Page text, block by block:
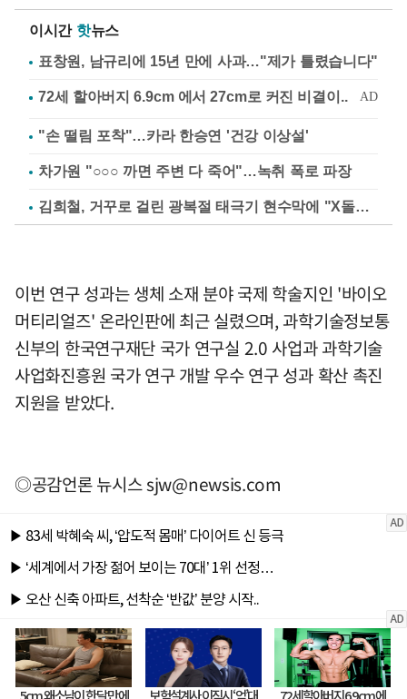
이시간 핫뉴스
표창원, 남규리에 15년 만에 사과…"제가 틀렸습니다"
"손 떨림 포착"…카라 한승연 '건강 이상설'
차가원 "○○○ 까면 주변 다 죽어"…녹취 폭로 파장
김희철, 거꾸로 걸린 광복절 태극기 현수막에 "X돌았네"
이번 연구 성과는 생체 소재 분야 국제 학술지인 '바이오
머티리얼즈' 온라인판에 최근 실렸으며, 과학기술정보통
신부의 한국연구재단 국가 연구실 2.0 사업과 과학기술
사업화진흥원 국가 연구 개발 우수 연구 성과 확산 촉진
지원을 받았다.
◎공감언론 뉴시스sjw@newsis.com